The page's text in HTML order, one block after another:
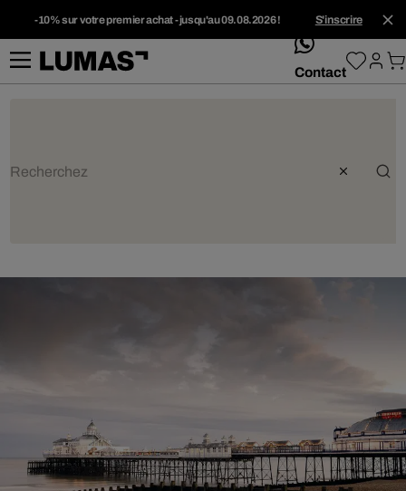
-10% sur votre premier achat - jusqu'au 09.08.2026 ! S'inscrire
whatsApp
Contact